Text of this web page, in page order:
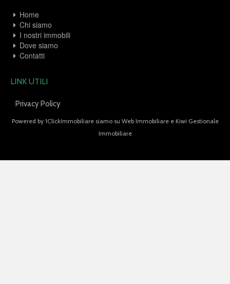
Home
Chi siamo
I nostri immobili
Dove siamo
Contatti
LINK UTILI
Privacy Policy
Powered by 1ClickImmobiliaresiamo su Web Immobiliaree Kiwi Gestionale
Immobiliare